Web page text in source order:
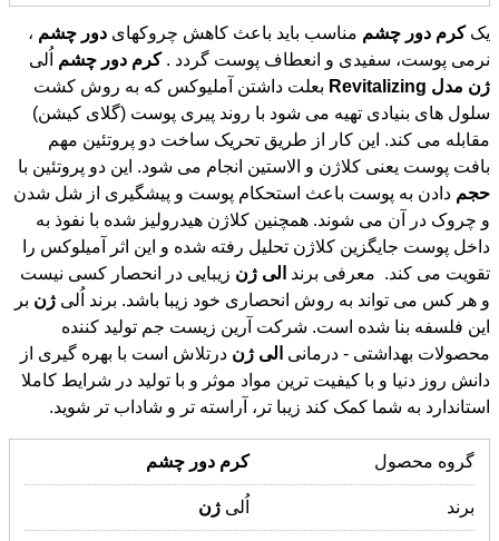
یککرم دور چشم مناسب باید باعث کاهش چروکهای دور چشم ،
نرمی پوست، سفیدی و انعطاف پوست گردد .کرم دور چشم اُلی
ژن مدل Revitalizing بعلت داشتن آملیوکس که به روش کشت
سلول های بنیادی تهیه می شود با روند پیری پوست (گلای کیشن)
مقابله می کند. این کار از طریق تحریک ساخت دو پروتئین مهم
بافت پوست یعنی کلاژن و الاستین انجام می شود. این دو پروتئین با
حجم دادن به پوست باعث استحکام پوست و پیشگیری از شل شدن
و چروک در آن می شوند. همچنین کلاژن هیدرولیز شده با نفوذ به
داخل پوست جایگزین کلاژن تحلیل رفته شده و این اثر آمیلوکس را
تقویت می کند. معرفی برند الی ژن زیبایی در انحصار کسی نیست
و ھر کس می تواند به روش انحصاری خود زیبا باشد. برند اُلی ژن بر
این فلسفه بنا شده است. شرکت آرین زیست جم تولید کننده
محصولات بهداشتی - درمانی الی ژن درتلاش است با بهره گیری از
دانش روز دنیا و با کیفیت ترین مواد موثر و با تولید در شرایط کاملا
استاندارد به شما کمک کند زیبا تر، آراسته تر و شاداب تر شوید.
گروه محصول کرم دور چشم
برند اُلی ژن